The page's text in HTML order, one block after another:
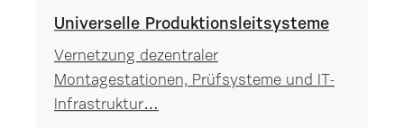
Universelle Produktionsleitsysteme
Vernetzung dezentraler
Montagestationen, Prüfsysteme und IT-
Infrastruktur…